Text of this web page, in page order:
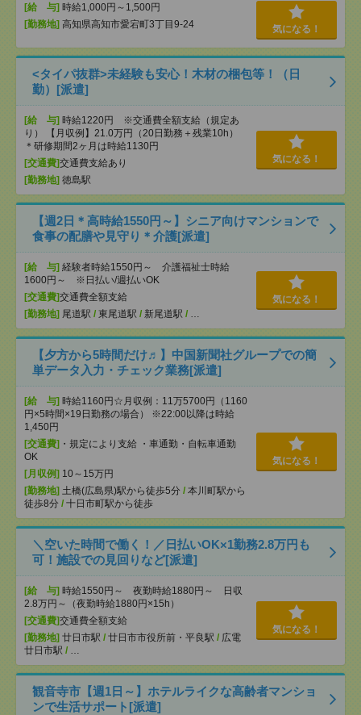
[給 与] 時給1,000円～1,500円
[勤務地] 高知県高知市愛宕町3丁目9-24 気になる！
<タイパ抜群>未経験も安心！木材の梱包等！（日
勤）[派遣]
[給 与] 時給1220円 ※交通費全額支給（規定あ
り） 【月収例】21.0万円（20日勤務＋残業10h）
＊研修期間2ヶ月は時給1130円
[交通費]交通費支給あり
[勤務地] 徳島駅
気になる！
【週2日＊高時給1550円～】シニア向けマンションで
食事の配膳や見守り＊介護[派遣]
[給 与] 経験者時給1550円～ 介護福祉士時給
1600円～ ※日払い/週払いOK
[交通費]交通費全額支給
[勤務地] 尾道駅 / 東尾道駅 / 新尾道駅 / …
気になる！
【夕方から5時間だけ♬】中国新聞社グループでの簡
単データ入力・チェック業務[派遣]
[給 与] 時給1160円☆月収例：11万5700円（1160
円×5時間×19日勤務の場合） ※22:00以降は時給
1,450円
[交通費] ・規定により支給 ・車通勤・自転車通勤
OK
[月収例] 10～15万円
[勤務地] 土橋(広島県)駅から徒歩5分 / 本川町駅から
徒歩8分 / 十日市町駅から徒歩
気になる！
＼空いた時間で働く！／日払いOK×1勤務2.8万円も
可！施設での見回りなど[派遣]
[給 与] 時給1550円～ 夜勤時給1880円～ 日収
2.8万円～（夜勤時給1880円×15h）
[交通費]交通費全額支給
[勤務地] 廿日市駅 / 廿日市市役所前・平良駅 / 広電
廿日市駅 / …
気になる！
観音寺市【週1日～】ホテルライクな高齢者マンショ
ンで生活サポート[派遣]